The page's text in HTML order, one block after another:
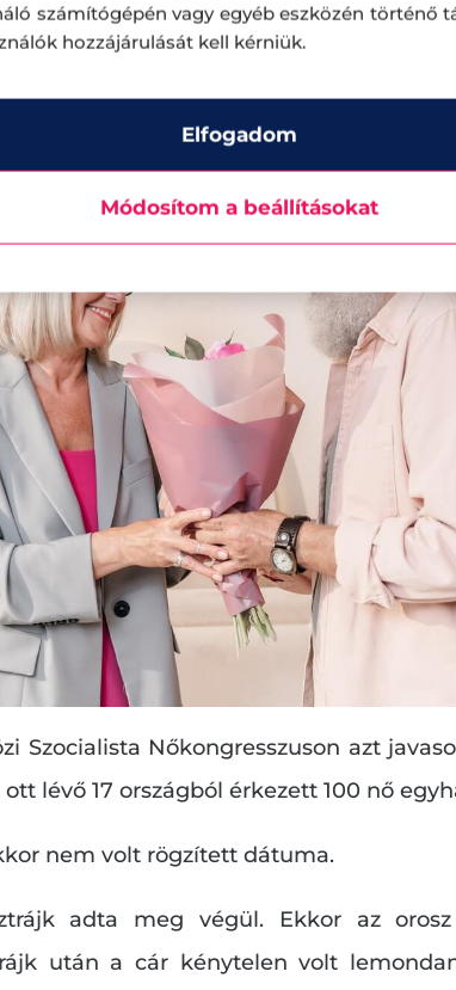
eseményekben.
Szocialista Nőkongresszuson azt
lévő 17 országból érkezett 100 nő
nem volt rögzített dátuma.
adta meg végül. Ekkor az
után a cár kénytelen volt
számítógépén vagy egyéb eszközén történő
hozzájárulását kell kérniük.
Elfogadom
Módosítom a beállításokat